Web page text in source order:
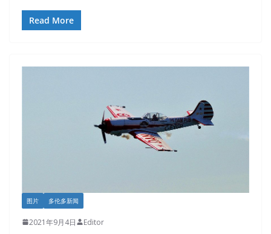
Read More
图片 多伦多新闻
2021年9月4日 Editor